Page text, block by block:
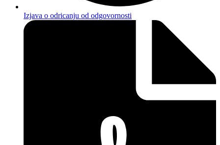
Izjava o odricanju od odgovornosti